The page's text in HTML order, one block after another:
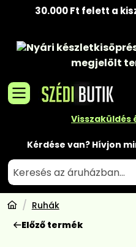
30.000 Ft felett a
Nyári
megjelölt
Visszaküldés
Kérdése van? Hívjon
Ruhák
Előző termék